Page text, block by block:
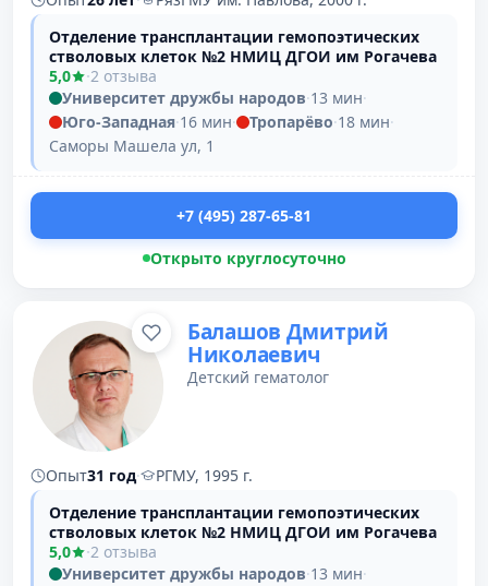
Отделение трансплантации гемопоэтических
стволовых клеток №2 НМИЦ ДГОИ им Рогачева
5,0
·2 отзыва
Университет дружбы народов·13 мин·
Юго-Западная·16 мин· Тропарёво·18 мин·
Саморы Машела ул, 1
+7 (495) 287-65-81
Открыто круглосуточно
Балашов Дмитрий
Николаевич
Детский гематолог
Опыт31 год·
РГМУ, 1995 г.
Отделение трансплантации гемопоэтических
стволовых клеток №2 НМИЦ ДГОИ им Рогачева
5,0
·2 отзыва
Университет дружбы народов·13 мин·